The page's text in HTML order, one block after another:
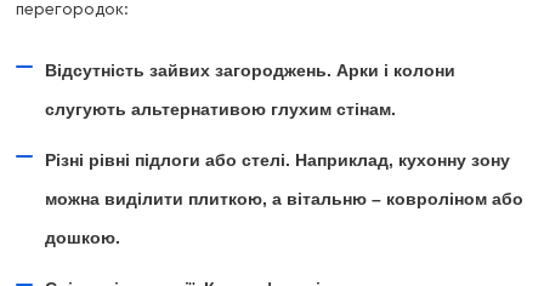
перегородок:
Відсутність зайвих загороджень. Арки і колони
слугують альтернативою глухим стінам.
Різні рівні підлоги або стелі. Наприклад, кухонну зону
можна виділити плиткою, а вітальню – ковроліном або
дошкою.